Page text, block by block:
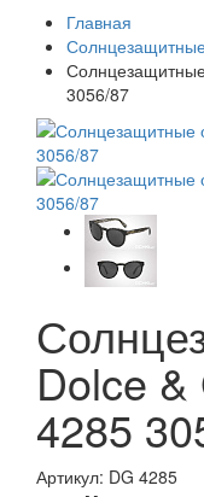
Главная
3056/87
Dolce
4285
Артикул: DG 4285